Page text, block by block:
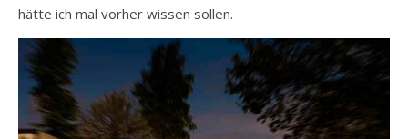
hätte ich mal vorher wissen sollen.